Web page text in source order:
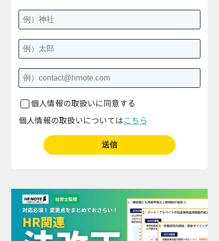
個人情報の取扱いに同意する
個人情報の取扱いについては こちら